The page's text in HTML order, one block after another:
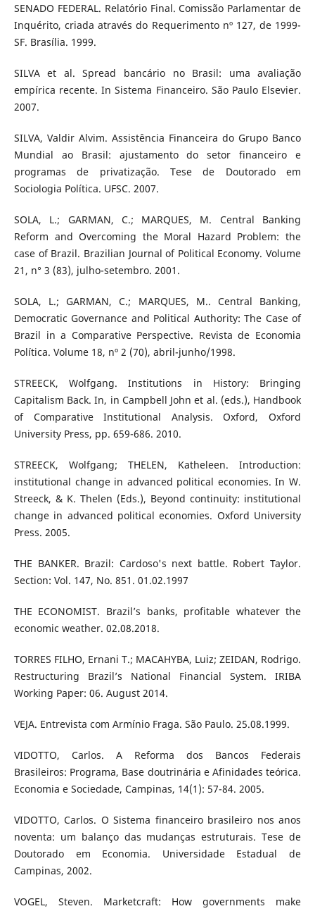
SENADO FEDERAL. Relatório Final. Comissão Parlamentar de
Inquérito, criada através do Requerimento nº 127, de 1999-
SF. Brasília. 1999.
SILVA et al. Spread bancário no Brasil: uma avaliação
empírica recente. In Sistema Financeiro. São Paulo Elsevier.
2007.
SILVA, Valdir Alvim. Assistência Financeira do Grupo Banco
Mundial ao Brasil: ajustamento do setor financeiro e
programas de privatização. Tese de Doutorado em
Sociologia Política. UFSC. 2007.
SOLA, L.; GARMAN, C.; MARQUES, M. Central Banking
Reform and Overcoming the Moral Hazard Problem: the
case of Brazil. Brazilian Journal of Political Economy. Volume
21, n° 3 (83), julho-setembro. 2001.
SOLA, L.; GARMAN, C.; MARQUES, M.. Central Banking,
Democratic Governance and Political Authority: The Case of
Brazil in a Comparative Perspective. Revista de Economia
Política. Volume 18, nº 2 (70), abril-junho/1998.
STREECK, Wolfgang. Institutions in History: Bringing
Capitalism Back. In, in Campbell John et al. (eds.), Handbook
of Comparative Institutional Analysis. Oxford, Oxford
University Press, pp. 659-686. 2010.
STREECK, Wolfgang; THELEN, Katheleen. Introduction:
institutional change in advanced political economies. In W.
Streeck, & K. Thelen (Eds.), Beyond continuity: institutional
change in advanced political economies. Oxford University
Press. 2005.
THE BANKER. Brazil: Cardoso's next battle. Robert Taylor.
Section: Vol. 147, No. 851. 01.02.1997
THE ECONOMIST. Brazil’s banks, profitable whatever the
economic weather. 02.08.2018.
TORRES FILHO, Ernani T.; MACAHYBA, Luiz; ZEIDAN, Rodrigo.
Restructuring Brazil’s National Financial System. IRIBA
Working Paper: 06. August 2014.
VEJA. Entrevista com Armínio Fraga. São Paulo. 25.08.1999.
VIDOTTO, Carlos. A Reforma dos Bancos Federais
Brasileiros: Programa, Base doutrinária e Afinidades teórica.
Economia e Sociedade, Campinas, 14(1): 57-84. 2005.
VIDOTTO, Carlos. O Sistema financeiro brasileiro nos anos
noventa: um balanço das mudanças estruturais. Tese de
Doutorado em Economia. Universidade Estadual de
Campinas, 2002.
VOGEL, Steven. Marketcraft: How governments make